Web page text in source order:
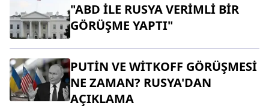
"ABD İLE RUSYA VERİMLİ BİR
GÖRÜŞME YAPTI"
PUTİN VE WİTKOFF GÖRÜŞMESİ
NE ZAMAN? RUSYA'DAN
AÇIKLAMA